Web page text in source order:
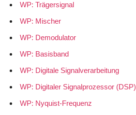
WP: Trägersignal
WP: Mischer
WP: Demodulator
WP: Basisband
WP: Digitale Signalverarbeitung
WP: Digitaler Signalprozessor (DSP)
WP: Nyquist-Frequenz